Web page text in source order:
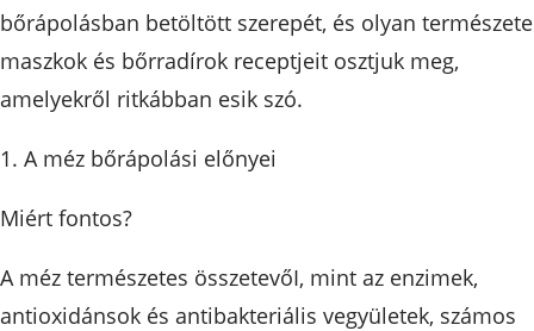
bőrápolásban betöltött szerepét, és olyan
maszkok és bőrradírok receptjeit osztjuk meg,
amelyekről ritkábban esik szó.
1. A méz bőrápolási előnyei
Miért fontos?
A méz természetes összetevőI, mint az enzimek,
antioxidánsok és antibakteriális vegyületek, számos